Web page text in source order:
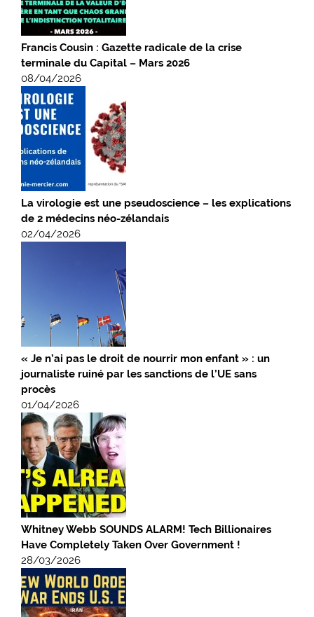
Francis Cousin : Gazette radicale de la crise
terminale du Capital – Mars 2026
08/04/2026
La virologie est une pseudoscience – les explications
de 2 médecins néo-zélandais
02/04/2026
« Je n’ai pas le droit de nourrir mon enfant » : un
journaliste ruiné par les sanctions de l’UE sans
procès
01/04/2026
Whitney Webb SOUNDS ALARM! Tech Billionaires
Have Completely Taken Over Government !
28/03/2026